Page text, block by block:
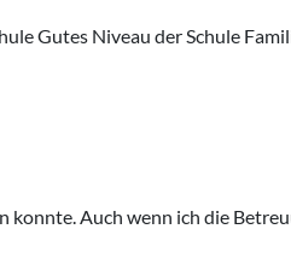
Gutes Niveau der Schule
Auch wenn ich die